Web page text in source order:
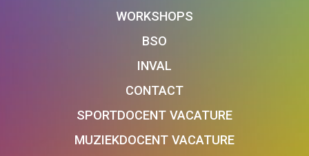
WORKSHOPS
BSO
INVAL
CONTACT
SPORTDOCENT VACATURE
MUZIEKDOCENT VACATURE